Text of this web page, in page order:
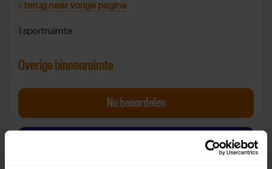
terug naar vorige pagina
1 sportruimte
Overige binnenruimte
Nu Denksportctr. De Kaers Overige
beoordelen
van Denksportctr. De